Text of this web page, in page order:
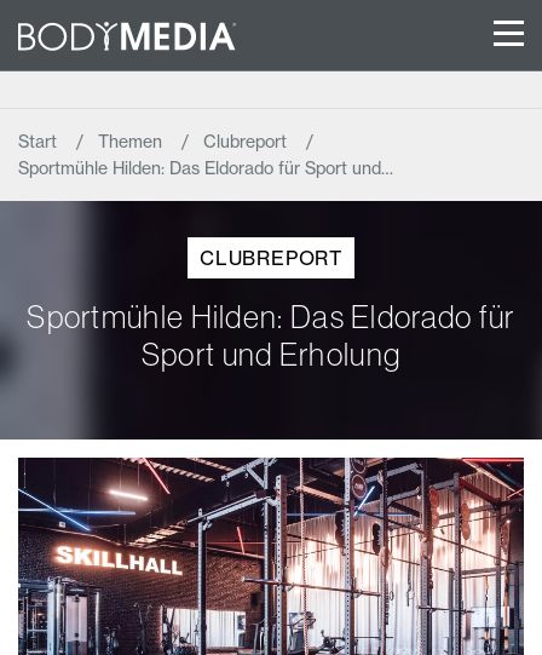
Start Themen
Clubreport
Sportmühle Hilden: Das Eldorado für Sport und…
CLUBREPORT
Sportmühle Hilden: Das Eldorado für
Sport und Erholung